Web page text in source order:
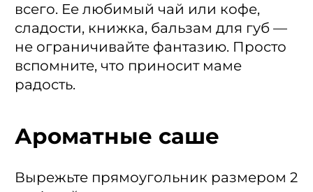
всего. Ее любимый чай или кофе,
сладости, книжка, бальзам для губ —
не ограничивайте фантазию. Просто
вспомните, что приносит маме
радость.
Ароматные саше
Вырежьте прямоугольник размером 2